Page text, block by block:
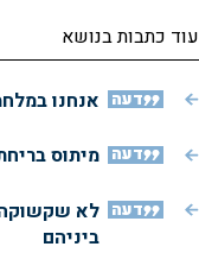
עוד כתבות בנושא
דעה אנחנו
דעה מיתוס
דעה לא שקשוקה
ביניהם